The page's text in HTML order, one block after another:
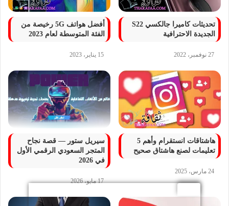
تحديثات كاميرا جالكسي S22
الجديدة الاحترافية
27 نوفمبر، 2022
أفضل هواتف 5G رخيصة من
الفئة المتوسطة لعام 2023
15 يناير، 2023
هاشتاقات انستقرام وأهم 5
تعليمات لصنع هاشتاق صحيح
24 مارس، 2025
سيريل ستور — قصة نجاح
المتجر السعودي الرقمي الأول
في 2026
17 مايو، 2026